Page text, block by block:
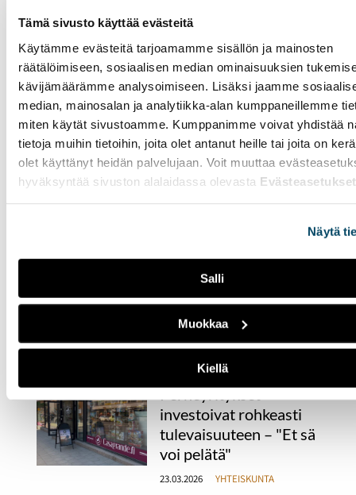
Tämä sivusto käyttää evästeitä
Käytämme evästeitä tarjoamamme sisällön ja mainosten
räätälöimiseen, sosiaalisen median ominaisuuksien
kävijämäärämme analysoimiseen. Lisäksi jaamme
median, mainosalan ja analytiikka-alan kumppaneillemme
miten käytät sivustoamme. Kumppanimme voivat yhdistää
tietoja muihin tietoihin, joita olet antanut heille tai joita on
olet käyttänyt heidän palvelujaan. Voit muuttaa
hyväksyntää sivuston alalaidassa olevasta Evästeasetukset
Näytä
Salli
Muokkaa
Kiellä
Puolustusvoimissa jo
Pelastushelikopteri
hälytetään vain
kriittisimpiin tehtäviin -
"Kuolemaa kohtaa
lähes joka vuorossa"
lentäjänä Turun
tukikohdassa. Lentäjien
työvuorot kestävät 48
iso stressitekijä Honkasalon
työssä.
Perheyritykset
investoivat rohkeasti
tulevaisuuteen – "Et sä
voi pelätä"
23.03.2026 YHTEISKUNTA